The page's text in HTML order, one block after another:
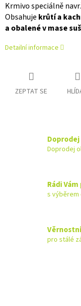
Krmivo speciálně
Obsahuje krůtí a
a obalené v mase
Detailní informace
ZEPTAT SE
Doprodej
Rádi
s výběrem
pro stálé